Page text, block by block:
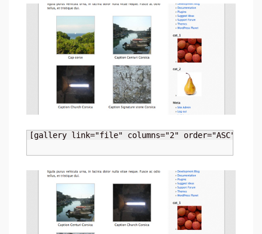
[gallery link="file" columns="2" order="ASC"